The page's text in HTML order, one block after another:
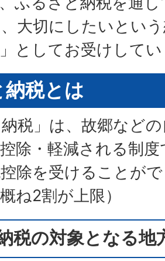
大切にしたいとい
」としてお受けして
税とは
納税」は、故郷など
除・軽減される制
除を受けることが
ね2割が上限）
税の対象となる地